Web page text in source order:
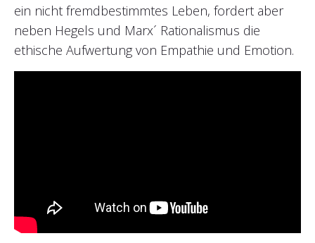
ein nicht fremdbestimmtes Leben, fordert aber
neben Hegels und Marx´ Rationalismus die
ethische Aufwertung von Empathie und Emotion.